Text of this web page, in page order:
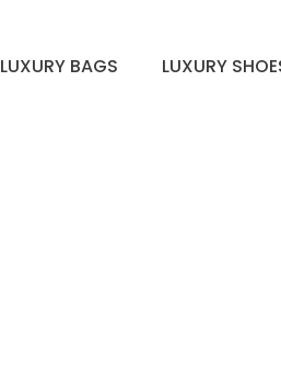
LUXURY BAGS LUXURY